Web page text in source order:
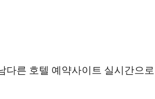
다른 호텔 예약사이트 실시간으